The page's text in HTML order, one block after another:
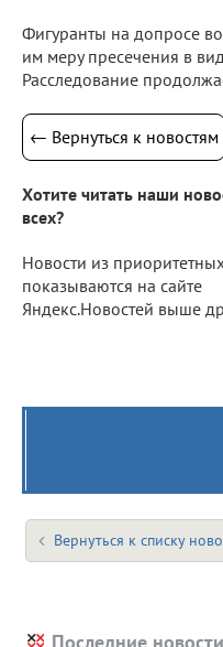
Фигуранты на допросе
им меру пресечения в
Расследование
← Вернуться к новостям
Хотите читать наши
всех?
Новости из
показываются на сайте
Яндекс.Новостей выше
Вернуться к списку
Последние новости